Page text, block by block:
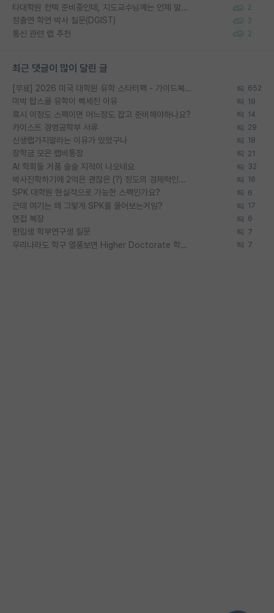
타대학원 컨텍 준비중인데, 지도교수님께는 언제 말씀드려야 할까요? 2
정출연 학연 박사 질문(DGIST) 2
통신 관련 랩 추천 2
최근 댓글이 많이 달린 글
[무료] 2026 미국 대학원 유학 스타터팩 - 가이드북 & 합격자 컨택메일 템플릿 652
미박 탑스쿨 유학이 빡세진 이유 19
혹시 이정도 스펙이면 어느정도 잡고 준비해야하나요? 14
카이스트 경영공학부 서류 29
신생랩가지말라는 이유가 있었구나 18
장학금 모은 랩비통장 21
AI 학회들 거품 슬슬 지적이 나오네요 32
박사진학하기에 2억은 괜찮은 (?) 정도의 경제력인가요 16
SPK 대학원 현실적으로 가능한 스펙인가요? 6
근데 여기는 왜 그렇게 SPK를 물어보는거임? 17
면접 복장 6
편입생 학부연구생 질문 7
우리나라도 학구 열풍보면 Higher Doctorate 학위가 필요하다고 봅니다. 7